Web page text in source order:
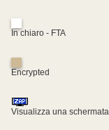
In chiaro - FTA
Encrypted
Visualizza una schermata